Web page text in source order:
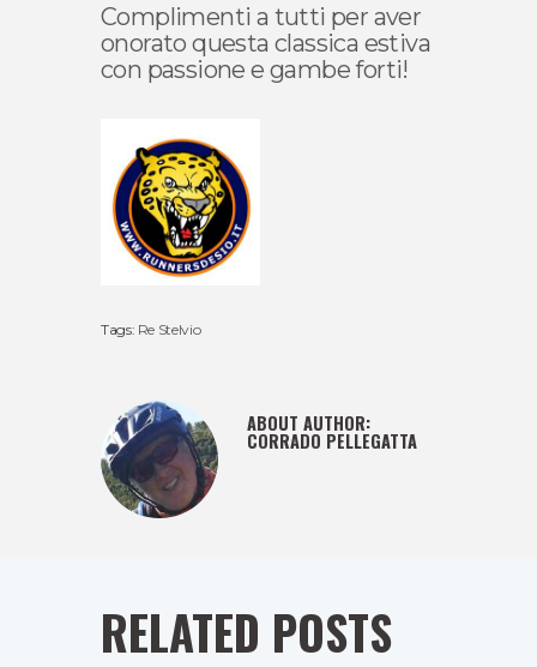
Complimenti a tutti per aver
onorato questa classica estiva
con passione e gambe forti!
Tags: Re Stelvio
ABOUT AUTHOR:
CORRADO PELLEGATTA
RELATED POSTS